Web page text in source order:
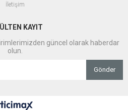
İletişim
KAYIT
güncel olarak haberdar
olun.
Gönder